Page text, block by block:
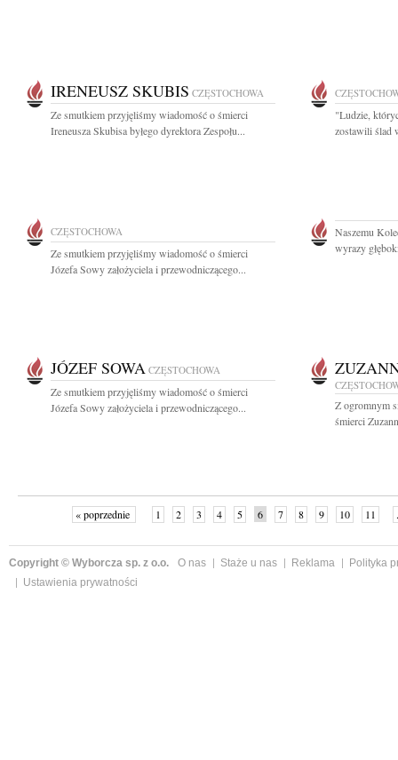
IRENEUSZ SKUBIS CZĘSTOCHOWA
Ze smutkiem przyjęliśmy wiadomość o śmierci
Ireneusza Skubisa byłego dyrektora Zespołu...
"Ludzie,
zostawili ślad
CZĘSTOCHOWA
Ze smutkiem przyjęliśmy wiadomość o śmierci
Józefa Sowy założyciela i przewodniczącego...
Naszemu
wyrazy
JÓZEF SOWA CZĘSTOCHOWA
Ze smutkiem przyjęliśmy wiadomość o śmierci
Józefa Sowy założyciela i przewodniczącego...
Z ogromnym
śmierci
« poprzednie 1 2 3 4 5 6 7 8 9 10 11
Copyright © Wyborcza sp. z o.o. O nas Staże u nas Reklama
Polityka
Ustawienia prywatności